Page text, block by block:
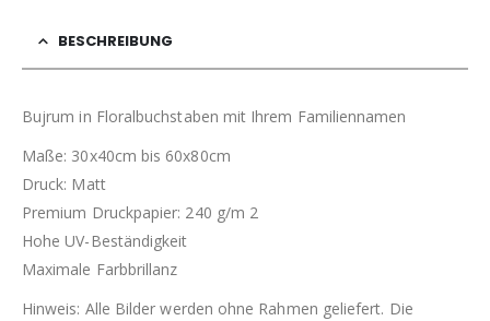
BESCHREIBUNG
Bujrum in Floralbuchstaben mit Ihrem Familiennamen
Maße: 30x40cm bis 60x80cm
Druck: Matt
Premium Druckpapier: 240 g/m 2
Hohe UV-Beständigkeit
Maximale Farbbrillanz
Hinweis: Alle Bilder werden ohne Rahmen geliefert. Die